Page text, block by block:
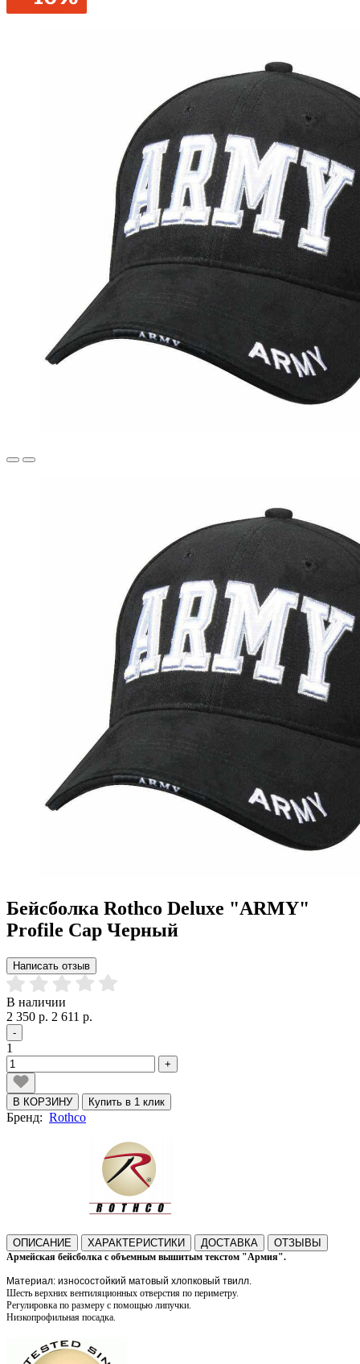
Бейсболка Rothco Deluxe "ARMY"
Profile Cap Черный
Написать отзыв
В наличии
2 350 р. 2 611 р.
-
1
+
В КОРЗИНУ Купить в 1 клик
Бренд: Rothco
ОПИСАНИЕ ХАРАКТЕРИСТИКИ ДОСТАВКА ОТЗЫВЫ
Армейская бейсболка с объемным вышитым текстом "Армия".
Материал: износостойкий матовый хлопковый твилл.
Шесть верхних вентиляционных отверстия по периметру.
Регулировка по размеру с помощью липучки.
Низкопрофильная посадка.